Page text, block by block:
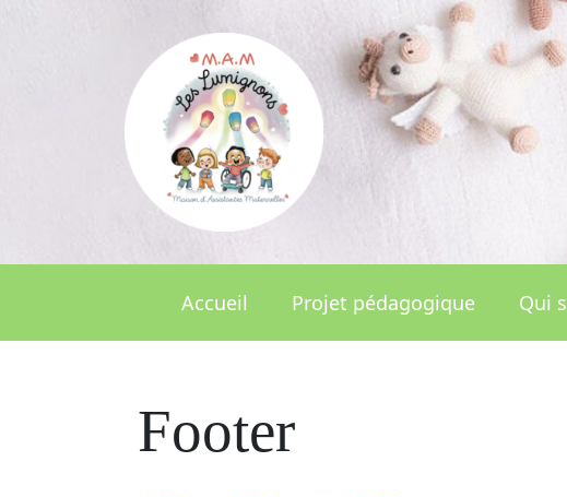
Accueil Projet pédagogique Qui
Footer